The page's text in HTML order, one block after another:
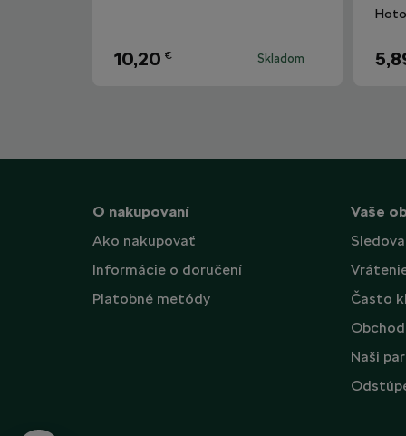
10,20 € Skladom
O nakupovaní
Ako nakupovať
Informácie o doručení
Platobné metódy
Vaše
Často
Naši